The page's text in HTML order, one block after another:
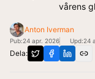
vårens
Anton Iverman
Pub:24 apr. 2026 Upd:24
Dela: